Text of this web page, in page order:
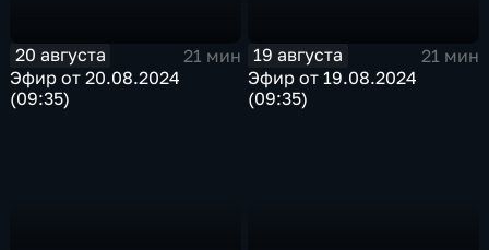
20 августа
21 мин
Эфир от 20.08.2024
(09:35)
19 августа
21 мин
Эфир от 19.08.2024
(09:35)